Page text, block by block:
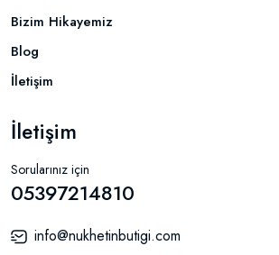
Bizim Hikayemiz
Blog
İletişim
İletişim
Sorularınız için
05397214810
info@nukhetinbutigi.com